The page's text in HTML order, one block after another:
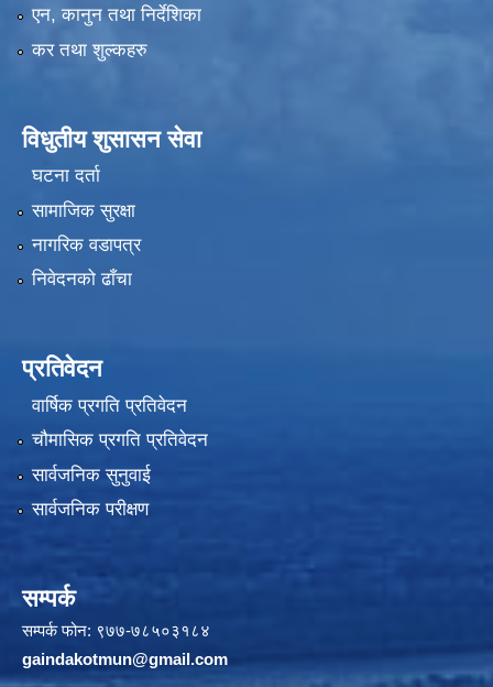
एन, कानुन तथा निर्देशिका
कर तथा शुल्कहरु
विधुतीय शुसासन सेवा
घटना दर्ता
सामाजिक सुरक्षा
नागरिक वडापत्र
निवेदनको ढाँचा
प्रतिवेदन
वार्षिक प्रगति प्रतिवेदन
चौमासिक प्रगति प्रतिवेदन
सार्वजनिक सुनुवाई
सार्वजनिक परीक्षण
सम्पर्क
सम्पर्क फोन: ९७७-७८५०३१८४
gaindakotmun@gmail.com